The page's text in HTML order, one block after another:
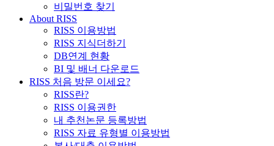
비밀번호 찾기
About RISS
RISS 이용방법
RISS 지식더하기
DB연계 현황
BI 및 배너 다운로드
RISS 처음 방문 이세요?
RISS란?
RISS 이용권한
내 추천논문 등록방법
RISS 자료 유형별 이용방법